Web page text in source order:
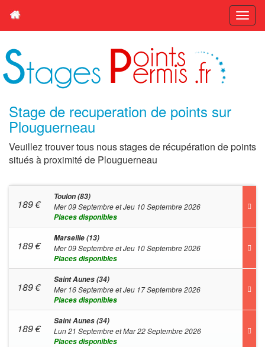
Stage de recuperation de points sur
Plouguerneau
Veuillez trouver tous nous stages de récupération de points
situés à proximité de Plouguerneau
189€
Toulon (83)
Mer 09 Septembre et Jeu 10 Septembre 2026
Places disponibles
189€
Marseille (13)
Mer 09 Septembre et Jeu 10 Septembre 2026
Places disponibles
189€
Saint Aunes (34)
Mer 16 Septembre et Jeu 17 Septembre 2026
Places disponibles
189€
Saint Aunes (34)
Lun 21 Septembre et Mar 22 Septembre 2026
Places disponibles